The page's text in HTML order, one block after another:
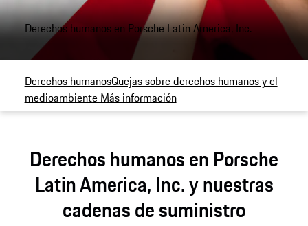
Derechos humanos en Porsche Latin America, Inc.
Derechos humanosQuejas sobre derechos humanos y el
medioambiente Más información
Derechos humanos en Porsche
Latin America, Inc. y nuestras
cadenas de suministro